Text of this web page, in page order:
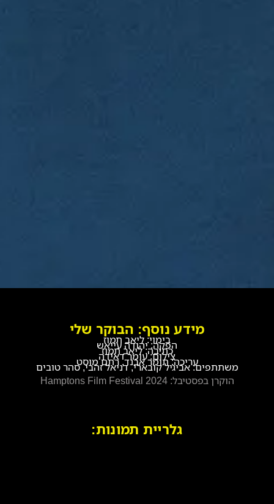
גלריית תמונות:
מידע נוסף: הבוקר שלי
בימוי: ליאב תמוז
הפקה: יהודה עייאש
כתיבה: ליאב תמוז
צילום: עומר דאידה
עריכה: תומר אבנד, רתם מוסט
משתתפים: אביגיל קובארי, דניאל זהבי, סהר טובים
הוקרן בפסטיבל: Hamptons Film Festival 2024